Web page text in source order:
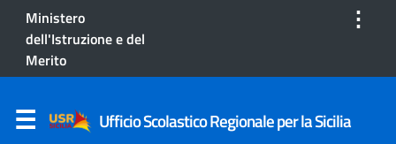
Ministero
dell'Istruzione e del
Merito
⋮
Ufficio Scolastico Regionale per la Sicilia